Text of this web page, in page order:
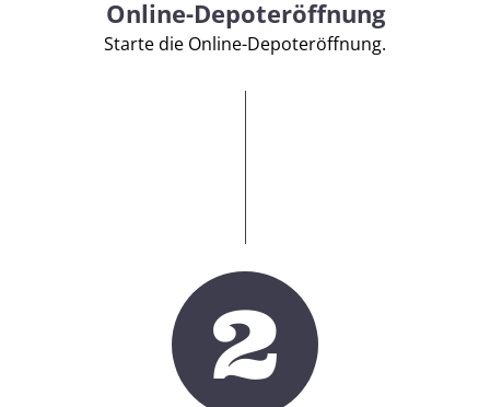
Online-Depoteröffnung
Starte die Online-Depoteröffnung.
2